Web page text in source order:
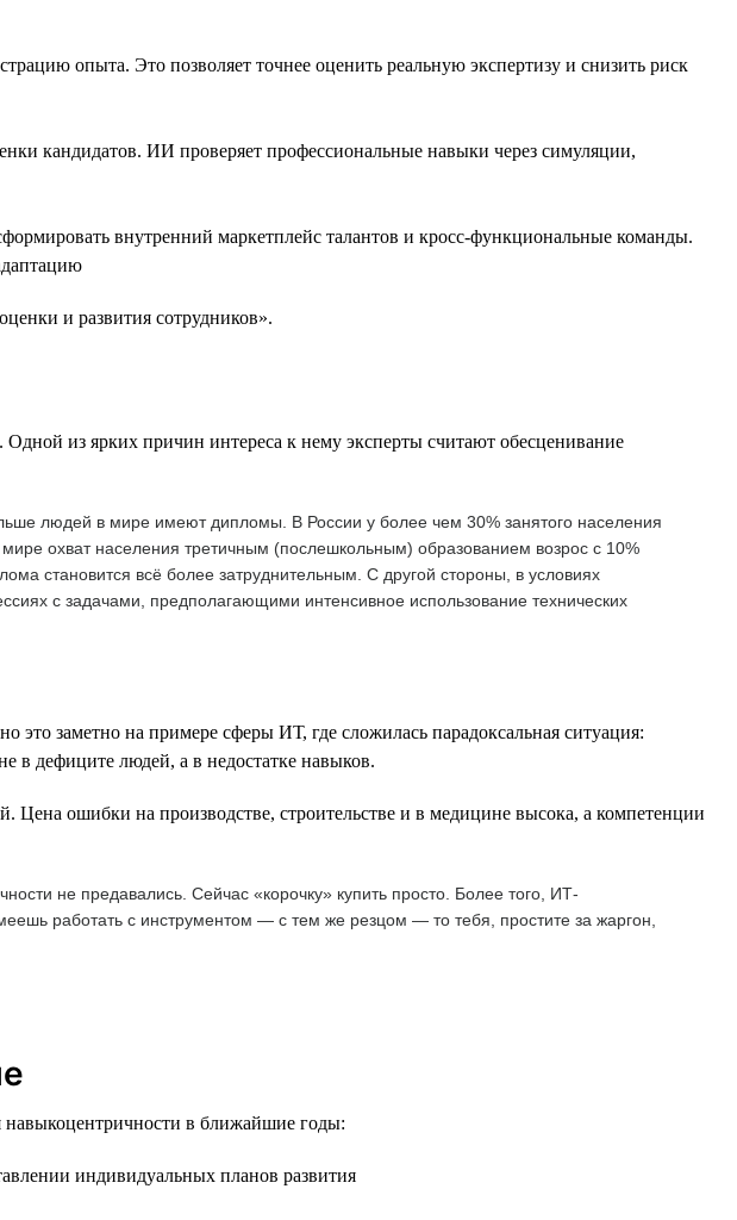
опыта. Это позволяет точнее оценить реальную экспертизу и снизить риск
кандидатов. ИИ проверяет профессиональные навыки через симуляции,
внутренний маркетплейс талантов и кросс-функциональные команды.
и развития сотрудников».
из ярких причин интереса к нему эксперты считают обесценивание
людей в мире имеют дипломы. В России у более чем 30% занятого населения
охват населения третичным (послешкольным) образованием возрос с 10%
становится всё более затруднительным. С другой стороны, в условиях
с задачами, предполагающими интенсивное использование технических
заметно на примере сферы ИТ, где сложилась парадоксальная ситуация:
в дефиците людей, а в недостатке навыков.
Цена ошибки на производстве, строительстве и в медицине высока, а компетенции
не предавались. Сейчас «корочку» купить просто. Более того, ИТ-
работать с инструментом — с тем же резцом — то тебя, простите за жаргон,
навыкоцентричности в ближайшие годы:
индивидуальных планов развития